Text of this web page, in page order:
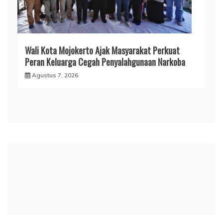
Wali Kota Mojokerto Ajak Masyarakat Perkuat
Peran Keluarga Cegah Penyalahgunaan Narkoba
Agustus 7, 2026